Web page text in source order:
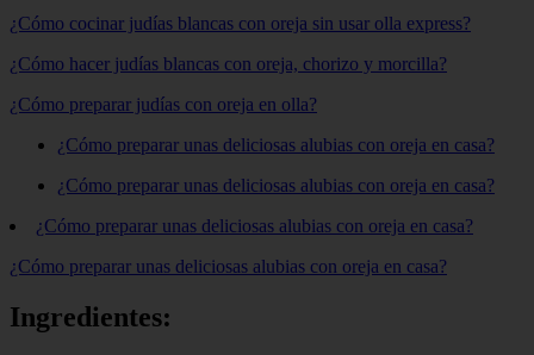
¿Cómo cocinar judías blancas con oreja sin usar olla express?
¿Cómo hacer judías blancas con oreja, chorizo y morcilla?
¿Cómo preparar judías con oreja en olla?
¿Cómo preparar unas deliciosas alubias con oreja en casa?
¿Cómo preparar unas deliciosas alubias con oreja en casa?
¿Cómo preparar unas deliciosas alubias con oreja en casa?
¿Cómo preparar unas deliciosas alubias con oreja en casa?
Ingredientes: